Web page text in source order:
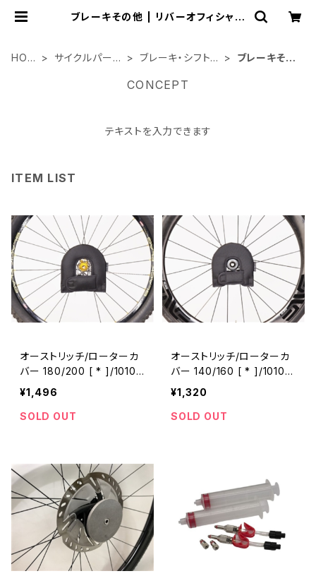
ブレーキその他 | リバーオフィシャル
HOM
サイクルパーツ
ブレーキ・シフト
ブレーキその
CONCEPT
テキストを入力できます
ITEM LIST
オーストリッチ/ローターカ
バー 180/200 [ * ]/10106
70001-01
¥1,496
SOLD OUT
オーストリッチ/ローターカ
バー 140/160 [ * ]/10106
60001-01
¥1,320
SOLD OUT